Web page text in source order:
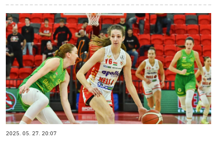
2025. 05. 27. 20:07